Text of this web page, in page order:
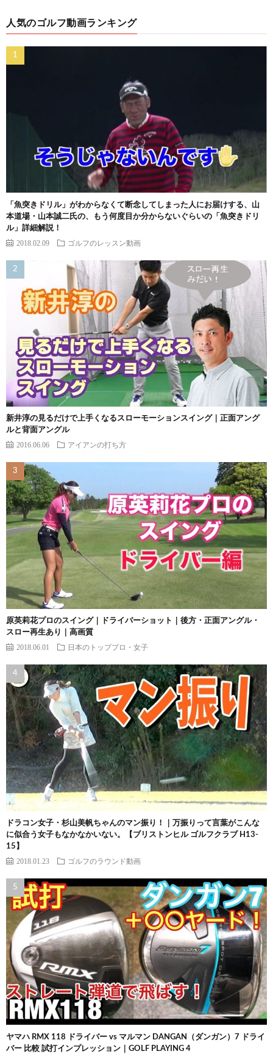
人気のゴルフ動画ランキング
「魚突きドリル」がわからなくて断念してしまった人にお届けする、山
本道場・山本誠二氏の、もう何度目か分からないぐらいの「魚突きドリ
ル」詳細解説！
2018.02.09 ゴルフのレッスン動画
新井淳の見るだけで上手くなるスローモーションスイング｜正面アング
ルと背面アングル
2016.06.06 アイアンの打ち方
原英莉花プロのスイング｜ドライバーショット｜後方・正面アングル・
スロー再生あり｜高画質
2018.06.01 日本のトッププロ・女子
ドラコン女子・杉山美帆ちゃんのマン振り！｜万振りって言葉がこんな
に似合う女子もなかなかいない。【ブリストンヒル ゴルフクラブ H13-
15】
2018.01.23 ゴルフのラウンド動画
ヤマハ RMX 118 ドライバー vs マルマン DANGAN（ダンガン）7 ドライ
バー 比較 試打インプレッション｜GOLF PLAYING 4